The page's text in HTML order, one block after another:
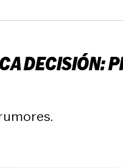
DECISIÓN: